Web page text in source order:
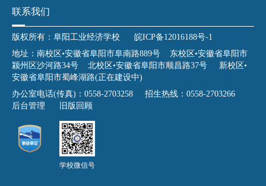
联系我们
版权所有：阜阳工业经济学校 皖ICP备12016188号-1
地址：南校区•安徽省阜阳市阜南路889号 东校区•安徽省阜阳市
颍州区沙河路34号 北校区•安徽省阜阳市顺昌路37号 新校区•
安徽省阜阳市蜀峰湖路(正在建设中)
办公室电话(传真)：0558-2703258 招生热线：0558-2703266
后台管理
旧版回顾
学校微信号